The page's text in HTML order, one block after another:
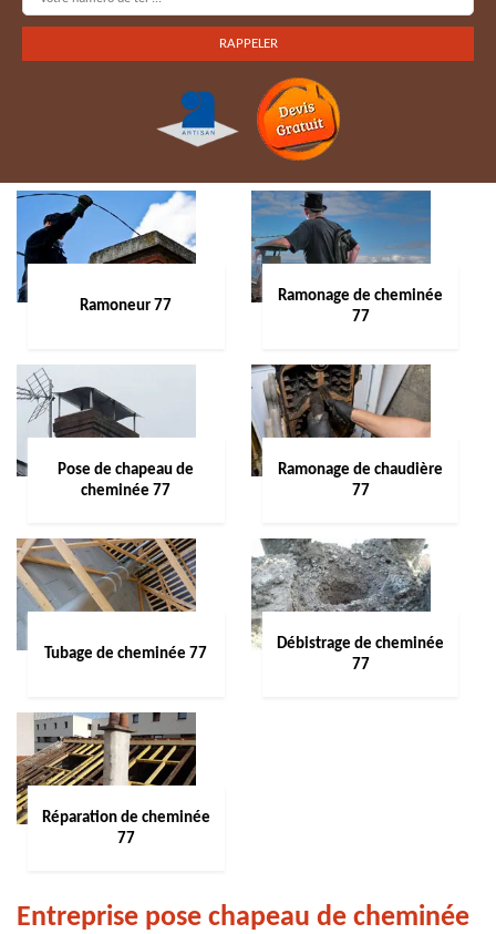
Ramoneur 77
Ramonage de cheminée
77
Pose de chapeau de
cheminée 77
Ramonage de chaudière
77
Tubage de cheminée 77
Débistrage de cheminée
77
Réparation de cheminée
77
Entreprise pose chapeau de cheminée